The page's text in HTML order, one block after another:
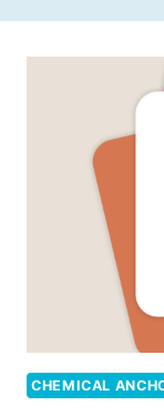
CHEMICAL